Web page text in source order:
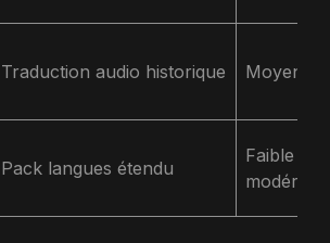
Traduction audio historique Moyenne
Pack langues étendu
Faible à
modérée